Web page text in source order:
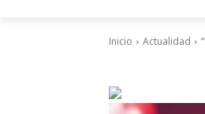
Inicio Actualidad